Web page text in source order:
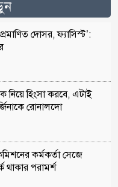
দোসর, ফ্যাসিস্ট’:
নিয়ে হিংসা করবে, এটাই
রোনালদো
কর্মকর্তা সেজে
থাকার পরামর্শ